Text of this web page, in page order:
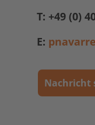
T: +49 (0)
E:
Nachricht